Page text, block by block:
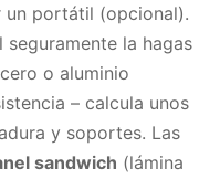
un portátil (opcional).
la hagas
o aluminio
– calcula unos
y soportes. Las
sandwich (lámina